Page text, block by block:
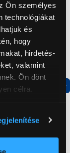
Ön személyes
technológiákat
és
hogy
hirdetés-
valamint
Ön dönt
célra.
konkrét